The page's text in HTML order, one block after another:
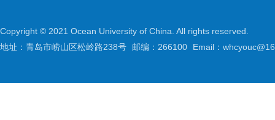
Copyright © 2021 Ocean University of China. All rights reserved.
地址：青岛市崂山区松岭路238号
邮编：266100 Email：